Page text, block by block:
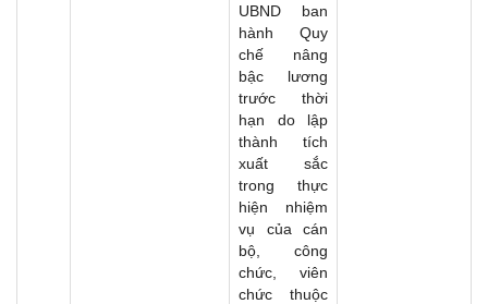
UBND ban
hành Quy
chế nâng
bậc lương
trước thời
hạn do lập
thành tích
xuất sắc
trong thực
hiện nhiệm
vụ của cán
bộ, công
chức, viên
chức thuộc